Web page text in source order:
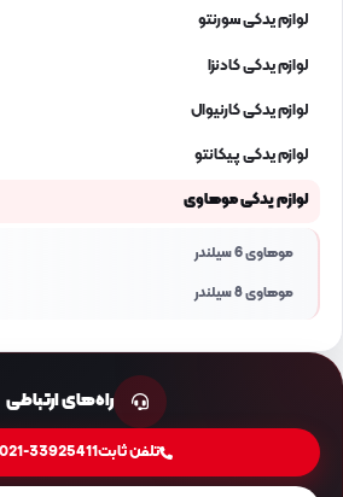
لوازم یدکی سورنتو
لوازم یدکی کادنزا
لوازم یدکی کارنیوال
لوازم یدکی پیکانتو
لوازم یدکی موهاوی
موهاوی 6 سیلندر
موهاوی 8 سیلندر
راه‌های ارتباطی
تلفن ثابت021-33925411